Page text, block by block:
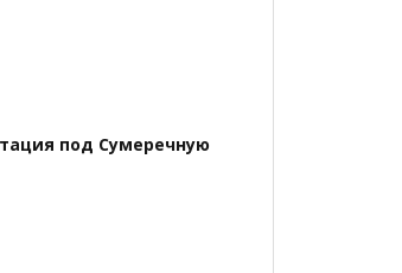
под Сумеречную